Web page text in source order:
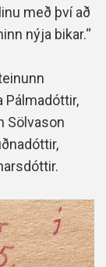
með því að
nýja bikar.“
Pálmadóttir,
Sölvason